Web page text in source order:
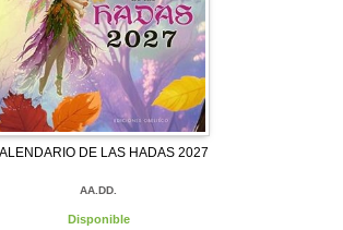
DE LAS HADAS 2027
AA.DD.
Disponible